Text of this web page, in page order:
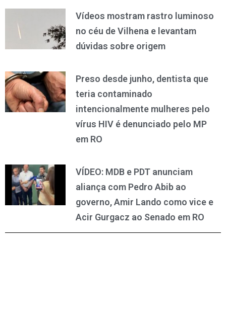
Vídeos mostram rastro luminoso
no céu de Vilhena e levantam
dúvidas sobre origem
Preso desde junho, dentista que
teria contaminado
intencionalmente mulheres pelo
vírus HIV é denunciado pelo MP
em RO
VÍDEO: MDB e PDT anunciam
aliança com Pedro Abib ao
governo, Amir Lando como vice e
Acir Gurgacz ao Senado em RO